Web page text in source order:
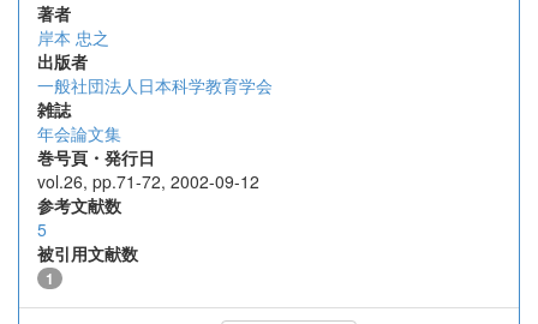
著者
岸本 忠之
出版者
一般社団法人日本科学教育学会
雑誌
年会論文集
巻号頁・発行日
vol.26, pp.71-72, 2002-09-12
参考文献数
5
被引用文献数
1